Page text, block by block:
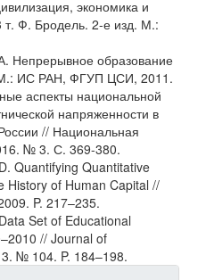
экономика и
т. Ф. Бродель. 2-е изд. М.:
Непрерывное образование
М.: ИС РАН, ФГУП ЦСИ, 2011.
аспекты национальной
напряженности в
// Национальная
№ 3. С. 369-380.
Quantifying Quantitative
History of Human Capital //
P. 217–235.
Set of Educational
// Journal of
№ 104. P. 184–198.